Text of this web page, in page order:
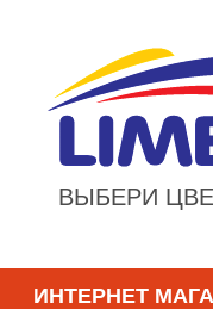
ВЫБЕРИ
ИНТЕРНЕТ